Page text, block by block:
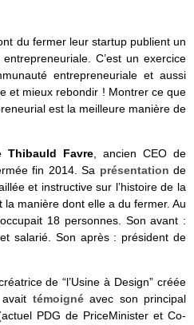
du fermer leur startup publient un
C’est un exercice
entrepreneuriale et aussi
et mieux rebondir ! Montrer ce que
est la meilleure manière de
Thibauld Favre, ancien CEO de
fin 2014. Sa présentation de
et instructive sur l’histoire de la
manière dont elle a du fermer. Au
18 personnes. Son avant :
salarié. Son après : président de
créatrice de “l’Usine à Design” créée
témoignéavec son principal
PDG de PriceMinister et Co-